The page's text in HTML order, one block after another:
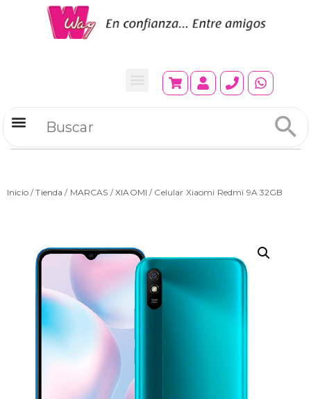
Inicio/Tienda / MARCAS /XIAOMI / Celular Xiaomi Redmi 9A 32GB